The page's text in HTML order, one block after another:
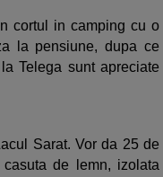
cortul in camping cu o
la pensiune, dupa ce
Telega sunt apreciate
Sarat. Vor da 25 de
de lemn, izolata